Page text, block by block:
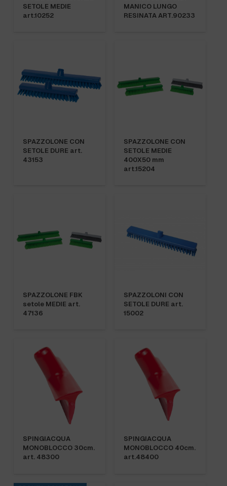
SETOLE MEDIE
art.10252
MANICO LUNGO
RESINATA ART.90233
SPAZZOLONE CON
SETOLE DURE art.
43153
SPAZZOLONE CON
SETOLE MEDIE
400X50 mm
art.15204
SPAZZOLONE FBK
setole MEDIE art.
47136
SPAZZOLONI CON
SETOLE DURE art.
15002
SPINGIACQUA
MONOBLOCCO 30cm.
art. 48300
SPINGIACQUA
MONOBLOCCO 40cm.
art.48400